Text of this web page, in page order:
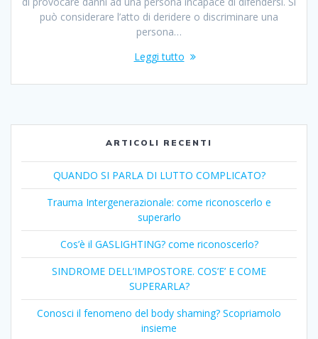
può considerare l’atto di deridere o discriminare una
persona…
Leggi tutto
ARTICOLI RECENTI
QUANDO SI PARLA DI LUTTO COMPLICATO?
Trauma Intergenerazionale: come riconoscerlo e
superarlo
Cos’è il GASLIGHTING? come riconoscerlo?
SINDROME DELL’IMPOSTORE. COS’E’ E COME
SUPERARLA?
Conosci il fenomeno del body shaming? Scopriamolo
insieme